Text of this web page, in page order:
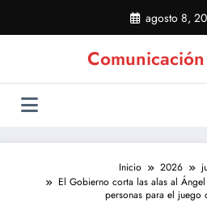
contenido
agosto 8,
Inicio 2026
El Gobierno corta las alas al
personas para el juego